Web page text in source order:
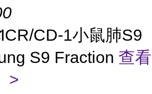
ICR/CD-1小鼠肺S9
S9 Fraction 查看
>